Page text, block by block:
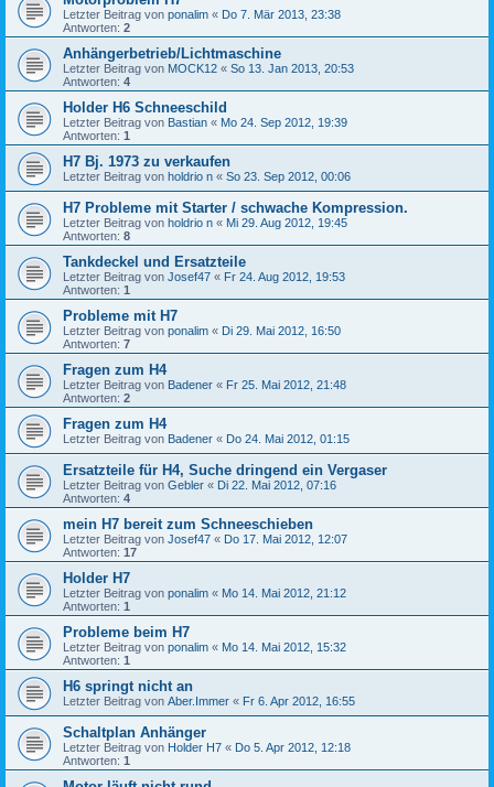
Letzter Beitrag von ponalim « Do 7. Mär 2013, 23:38
Antworten: 2
Anhängerbetrieb/Lichtmaschine
Letzter Beitrag von MOCK12 « So 13. Jan 2013, 20:53
Antworten: 4
Holder H6 Schneeschild
Letzter Beitrag von Bastian « Mo 24. Sep 2012, 19:39
Antworten: 1
H7 Bj. 1973 zu verkaufen
Letzter Beitrag von holdrio n « So 23. Sep 2012, 00:06
H7 Probleme mit Starter / schwache Kompression.
Letzter Beitrag von holdrio n « Mi 29. Aug 2012, 19:45
Antworten: 8
Tankdeckel und Ersatzteile
Letzter Beitrag von Josef47 « Fr 24. Aug 2012, 19:53
Antworten: 1
Probleme mit H7
Letzter Beitrag von ponalim « Di 29. Mai 2012, 16:50
Antworten: 7
Fragen zum H4
Letzter Beitrag von Badener « Fr 25. Mai 2012, 21:48
Antworten: 2
Fragen zum H4
Letzter Beitrag von Badener « Do 24. Mai 2012, 01:15
Ersatzteile für H4, Suche dringend ein Vergaser
Letzter Beitrag von Gebler « Di 22. Mai 2012, 07:16
Antworten: 4
mein H7 bereit zum Schneeschieben
Letzter Beitrag von Josef47 « Do 17. Mai 2012, 12:07
Antworten: 17
Holder H7
Letzter Beitrag von ponalim « Mo 14. Mai 2012, 21:12
Antworten: 1
Probleme beim H7
Letzter Beitrag von ponalim « Mo 14. Mai 2012, 15:32
Antworten: 1
H6 springt nicht an
Letzter Beitrag von Aber.Immer « Fr 6. Apr 2012, 16:55
Schaltplan Anhänger
Letzter Beitrag von Holder H7 « Do 5. Apr 2012, 12:18
Antworten: 1